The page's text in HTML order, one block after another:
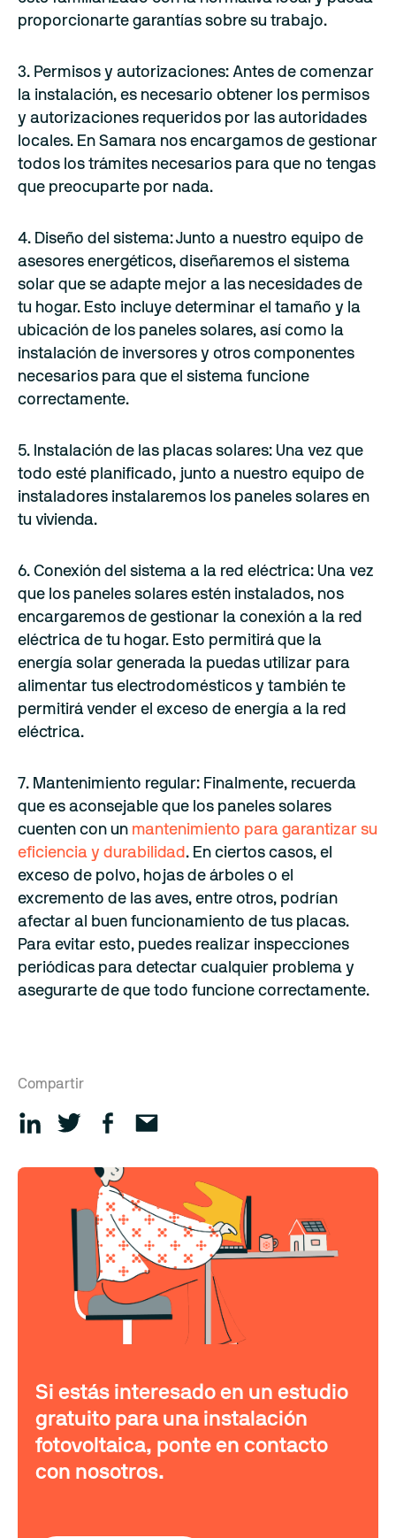
Compartir
Si estás interesado en un estudio
gratuito para una instalación
fotovoltaica, ponte en contacto
con nosotros.
proporcionarte garantías sobre su trabajo.
3. Permisos y autorizaciones: Antes de comenzar
la instalación, es necesario obtener los permisos
y autorizaciones requeridos por las autoridades
locales. En Samara nos encargamos de gestionar
todos los trámites necesarios para que no tengas
que preocuparte por nada.
4. Diseño del sistema: Junto a nuestro equipo de
asesores energéticos, diseñaremos el sistema
solar que se adapte mejor a las necesidades de
tu hogar. Esto incluye determinar el tamaño y la
ubicación de los paneles solares, así como la
instalación de inversores y otros componentes
necesarios para que el sistema funcione
correctamente.
5. Instalación de las placas solares: Una vez que
todo esté planificado, junto a nuestro equipo de
instaladores instalaremos los paneles solares en
tu vivienda.
6. Conexión del sistema a la red eléctrica: Una vez
que los paneles solares estén instalados, nos
encargaremos de gestionar la conexión a la red
eléctrica de tu hogar. Esto permitirá que la
energía solar generada la puedas utilizar para
alimentar tus electrodomésticos y también te
permitirá vender el exceso de energía a la red
eléctrica.
7. Mantenimiento regular: Finalmente, recuerda
que es aconsejable que los paneles solares
cuenten con un mantenimiento para garantizar su
eficiencia y durabilidad . En ciertos casos, el
exceso de polvo, hojas de árboles o el
excremento de las aves, entre otros, podrían
afectar al buen funcionamiento de tus placas.
Para evitar esto, puedes realizar inspecciones
periódicas para detectar cualquier problema y
asegurarte de que todo funcione correctamente.